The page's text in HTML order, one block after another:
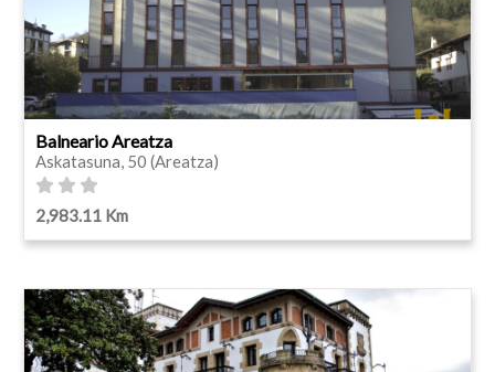
Balneario Areatza
Askatasuna, 50 (Areatza)
2,983.11 Km